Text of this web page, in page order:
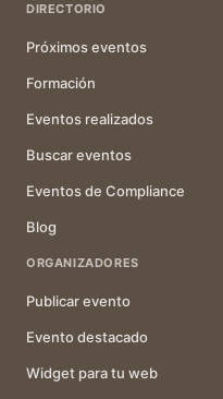
DIRECTORIO
Próximos eventos
Formación
Eventos realizados
Buscar eventos
Eventos de Compliance
Blog
ORGANIZADORES
Publicar evento
Evento destacado
Widget para tu web